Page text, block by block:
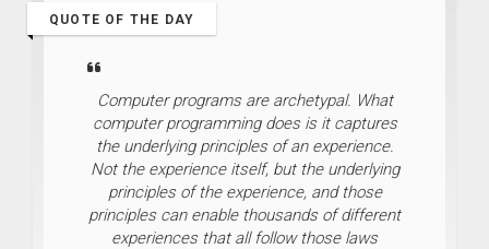
QUOTE OF THE DAY
Computer programs are archetypal. What
computer programming does is it captures
the underlying principles of an experience.
Not the experience itself, but the underlying
principles of the experience, and those
principles can enable thousands of different
experiences that all follow those laws